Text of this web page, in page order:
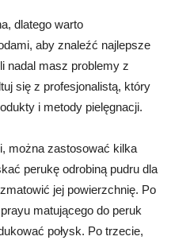
dlatego warto
aby znaleźć najlepsze
nadal masz problemy z
się z profesjonalistą, który
i metody pielęgnacji.
można zastosować kilka
perukę odrobiną pudru dla
jej powierzchnię. Po
matującego do peruk
połysk. Po trzecie,